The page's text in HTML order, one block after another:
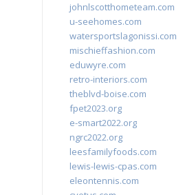
johnlscotthometeam.com
u-seehomes.com
watersportslagonissi.com
mischieffashion.com
eduwyre.com
retro-interiors.com
theblvd-boise.com
fpet2023.org
e-smart2022.org
ngrc2022.org
leesfamilyfoods.com
lewis-lewis-cpas.com
eleontennis.com